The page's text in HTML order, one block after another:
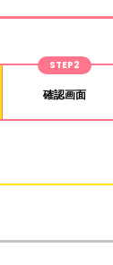
STEP2
確認画面